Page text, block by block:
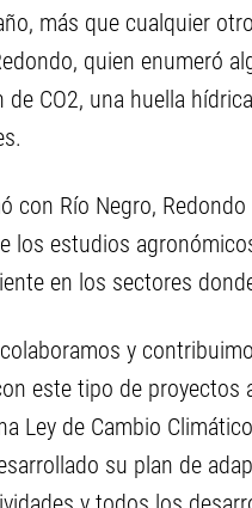
más que cualquier
quien enumeró
CO2, una huella
con Río Negro,
los estudios
en los sectores
y
este tipo de
Ley de Cambio
su plan de